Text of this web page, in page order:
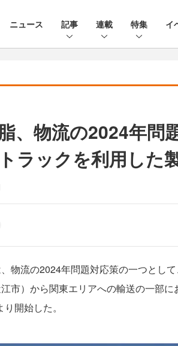
ニュース 記事 連載 特集 イ
、物流の2024年問
ラックを利用した
物流の2024年問題対応策の一つとし
江市）から関東エリアへの輸送の一部
開始した。